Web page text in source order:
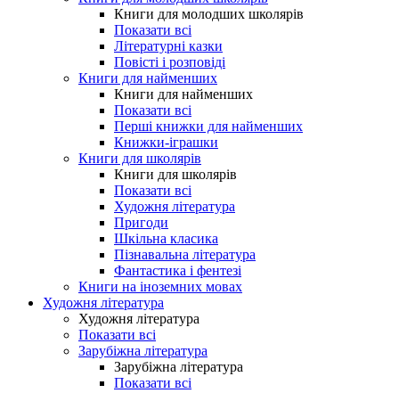
Книги для молодших школярів
Показати всі
Літературні казки
Повісті і розповіді
Книги для найменших
Книги для найменших
Показати всі
Перші книжки для найменших
Книжки-іграшки
Книги для школярів
Книги для школярів
Показати всі
Художня література
Пригоди
Шкільна класика
Пізнавальна література
Фантастика і фентезі
Книги на іноземних мовах
Художня література
Художня література
Показати всі
Зарубіжна література
Зарубіжна література
Показати всі